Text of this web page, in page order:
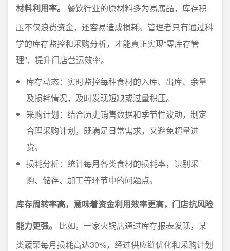
材料利用率。
餐饮行业的原材料多为易腐品，库存积
压不仅浪费资金，还容易造成损耗。管理者只有通过科
学的库存监控和采购分析，才能真正实现“零库存管
理”，提升门店营运效率。
库存动态：实时监控每种食材的入库、出库、余量
及损耗情况，及时发现短缺或过量积压。
采购计划：结合历史销售数据和季节性波动，制定
合理采购计划，既满足日常需求，又避免超量进
货。
损耗分析：统计每月各类食材的损耗率，识别采
购、储存、加工等环节中的问题点。
库存周转率高，意味着资金利用效率更高，门店抗风险
能力更强。
比如，一家火锅店通过库存报表发现，某
类蔬菜每月损耗高达30%，经过供应链优化和采购计划